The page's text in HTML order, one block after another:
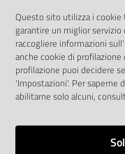
Privacy Policy
Attuazione Misure
Liste di Attesa
ENTI, IMPRESE E
Fatturazione
Questo sito utilizza i cookie
garantire un miglior
raccogliere informazioni
anche cookie di
profilazione puoi decidere
'Impostazioni'. Per saperne
abilitarne solo alcuni,